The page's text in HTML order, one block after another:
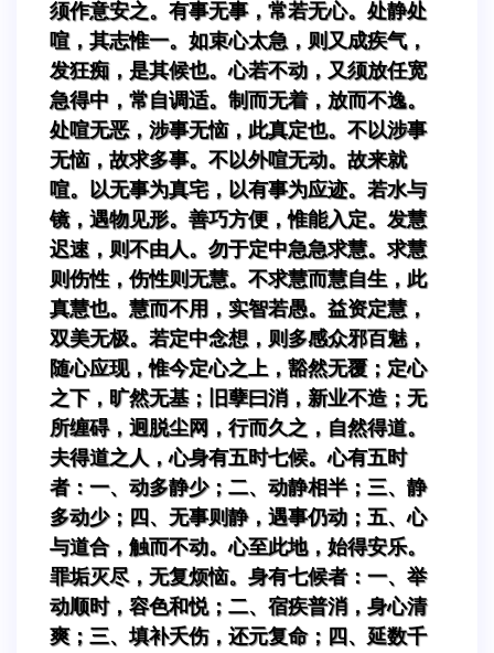
须作意安之。有事无事，常若无心。处静处
喧，其志惟一。如束心太急，则又成疾气，
发狂痴，是其候也。心若不动，又须放任宽
急得中，常自调适。制而无着，放而不逸。
处喧无恶，涉事无恼，此真定也。不以涉事
无恼，故求多事。不以外喧无动。故来就
喧。以无事为真宅，以有事为应迹。若水与
镜，遇物见形。善巧方便，惟能入定。发慧
迟速，则不由人。勿于定中急急求慧。求慧
则伤性，伤性则无慧。不求慧而慧自生，此
真慧也。慧而不用，实智若愚。益资定慧，
双美无极。若定中念想，则多感众邪百魅，
随心应现，惟今定心之上，豁然无覆；定心
之下，旷然无基；旧孽曰消，新业不造；无
所缠碍，迥脱尘网，行而久之，自然得道。
夫得道之人，心身有五时七候。心有五时
者：一、动多静少；二、动静相半；三、静
多动少；四、无事则静，遇事仍动；五、心
与道合，触而不动。心至此地，始得安乐。
罪垢灭尽，无复烦恼。身有七候者：一、举
动顺时，容色和悦；二、宿疾普消，身心清
爽；三、填补夭伤，还元复命；四、延数千